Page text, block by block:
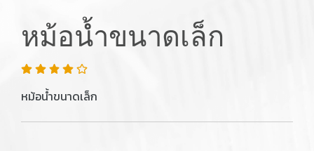
หม้อน้ำขนาดเล็ก
หม้อน้ำขนาดเล็ก